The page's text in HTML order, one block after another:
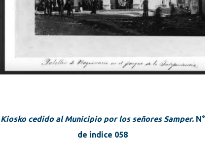
Kiosko cedido al Municipio por los señores Samper. N°
de índice 058